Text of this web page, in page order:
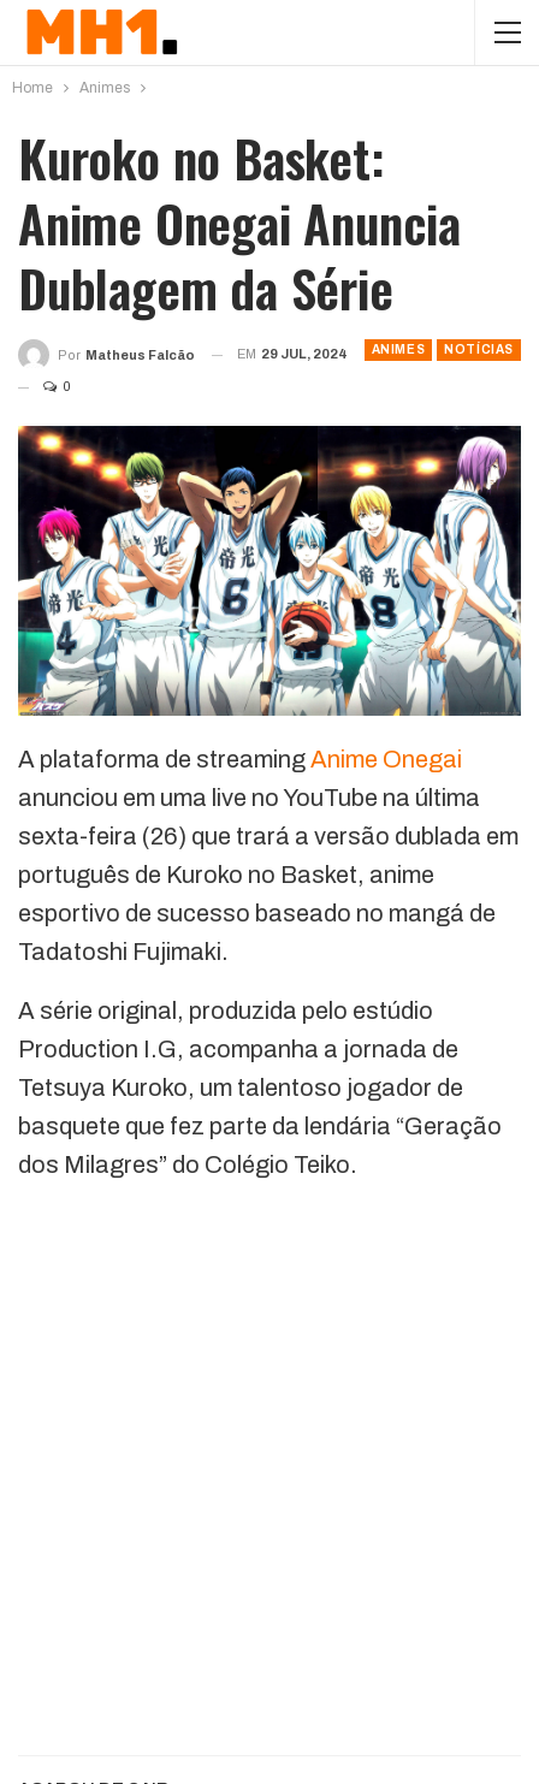
Home Animes
Kuroko no Basket:
Anime Onegai Anuncia
Dublagem da Série
ANIMES NOTÍCIAS
Por Matheus Falcão EM 29 JUL, 2024
0
A plataforma de streamingAnime Onegai
anunciou em uma live no YouTube na última
sexta-feira (26) que trará a versão dublada em
português de Kuroko no Basket, anime
esportivo de sucesso baseado no mangá de
Tadatoshi Fujimaki.
A série original, produzida pelo estúdio
Production I.G, acompanha a jornada de
Tetsuya Kuroko, um talentoso jogador de
basquete que fez parte da lendária “Geração
dos Milagres” do Colégio Teiko.